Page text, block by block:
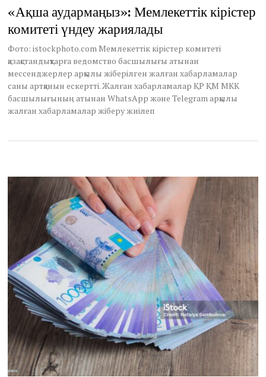
«Ақша аудармаңыз»: Мемлекеттік кірістер
комитеті үндеу жариялады
Фото: istockphoto.com Мемлекеттік кірістер комитеті
қазақстандықтарға ведомство басшылығы атынан
мессенджерлер арқылы жіберілген жалған хабарламалар
саны артқанын ескертті. Жалған хабарламалар ҚР ҚМ МКК
басшылығының атынан WhatsApp және Telegram арқылы
жалған хабарламалар жіберу жиілеп